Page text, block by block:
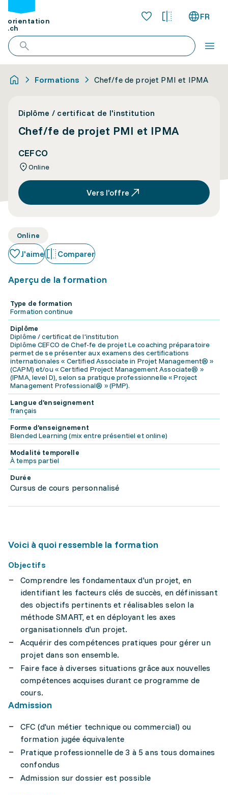
orientation
.ch
FR
Formations Chef/fe de projet PMI et IPMA
Diplôme / certificat de l'institution
Chef/fe de projet PMI et IPMA
CEFCO
Online
Vers l’offre
Online
J'aime Comparer
Aperçu de la formation
Type de formation
Formation continue
Diplôme
Diplôme / certificat de l'institution
Diplôme CEFCO de Chef-fe de projet Le coaching préparatoire
permet de se présenter aux examens des certifications
internationales « Certified Associate in Projet Management® »
(CAPM) et/ou « Certified Project Management Associate® »
(IPMA, level D), selon sa pratique professionnelle « Project
Management Professional® » (PMP).
Langue d'enseignement
français
Forme d'enseignement
Blended Learning (mix entre présentiel et online)
Modalité temporelle
À temps partiel
Durée
Cursus de cours personnalisé
Voici à quoi ressemble la formation
Objectifs
Comprendre les fondamentaux d'un projet, en
identifiant les facteurs clés de succès, en définissant
des objectifs pertinents et réalisables selon la
méthode SMART, et en déployant les axes
organisationnels d'un projet.
Acquérir des compétences pratiques pour gérer un
projet dans son ensemble.
Faire face à diverses situations grâce aux nouvelles
compétences acquises durant ce programme de
cours.
Admission
CFC (d'un métier technique ou commercial) ou
formation jugée équivalente
Pratique professionnelle de 3 à 5 ans tous domaines
confondus
Admission sur dossier est possible